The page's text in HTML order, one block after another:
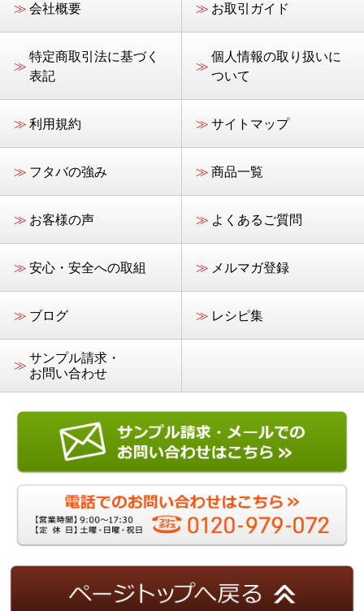
≫ 会社概要 ≫ お取引ガイド
≫
特定商取引法に基づく
表記
≫
個人情報の取り扱いに
ついて
≫ 利用規約 ≫ サイトマップ
≫ フタバの強み ≫ 商品一覧
≫ お客様の声 ≫ よくあるご質問
≫ 安心・安全への取組 ≫ メルマガ登録
≫ ブログ ≫ レシピ集
≫ サンプル請求・
お問い合わせ